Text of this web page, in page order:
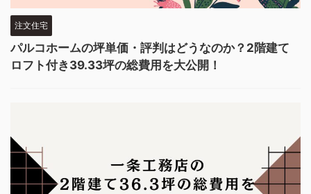
注文住宅
パルコホームの坪単価・評判はどうなのか？2階建て
ロフト付き39.33坪の総費用を大公開！